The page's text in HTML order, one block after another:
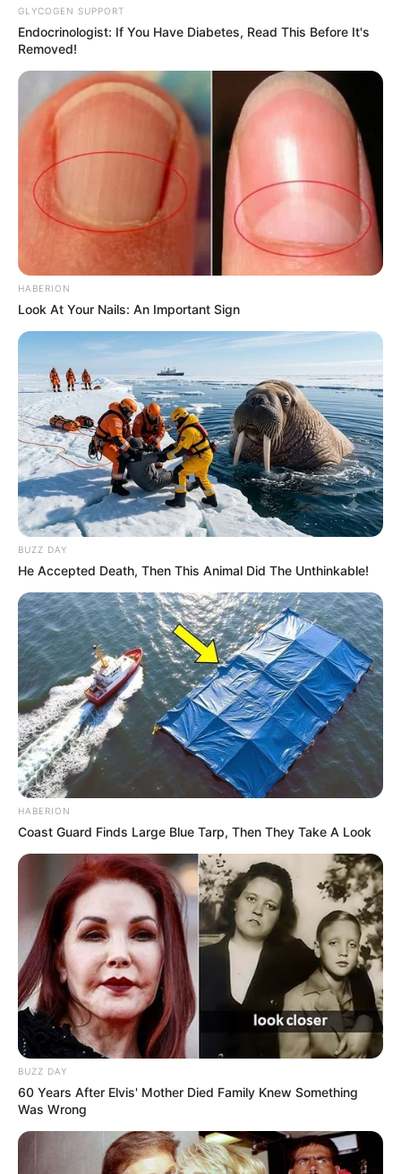
6. Vestido de crochê com babado
BAIXE A RECEITA GRÁTIS AQUI
GLYCOGEN SUPPORT
Endocrinologist: If You Have Diabetes, Read This Before It's
Removed!
HABERION
Look At Your Nails: An Important Sign
BUZZ DAY
He Accepted Death, Then This Animal Did The Unthinkable!
HABERION
Coast Guard Finds Large Blue Tarp, Then They Take A Look
BUZZ DAY
60 Years After Elvis' Mother Died Family Knew Something
Was Wrong